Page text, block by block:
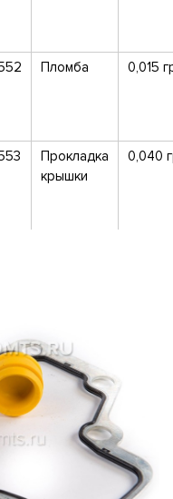
Пломба 0,015
Прокладка
крышки
0,040